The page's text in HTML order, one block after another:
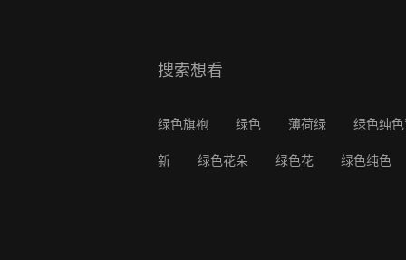
搜索想看
绿色旗袍 绿色 薄荷绿
绿色纯
新
绿色花朵 绿色花 绿色纯色